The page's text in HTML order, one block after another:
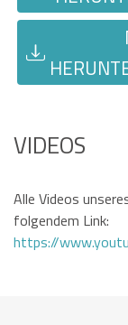
VIDEOS
Alle Videos
folgendem Link:
https://